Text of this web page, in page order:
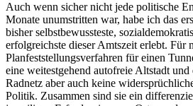
Auch wenn sicher nicht jede politische
Monate unumstritten war, habe ich das
bisher selbstbewussteste,
erfolgreichste dieser Amtszeit erlebt. Für
Planfeststellungsverfahren für einen
eine weitestgehend autofreie Altstadt und
Radnetz aber auch keine
Politik. Zusammen sind sie ein